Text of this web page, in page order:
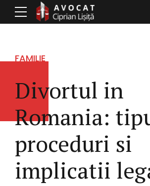
FAMILIE
Divortul in
Romania:
proceduri si
implicatii